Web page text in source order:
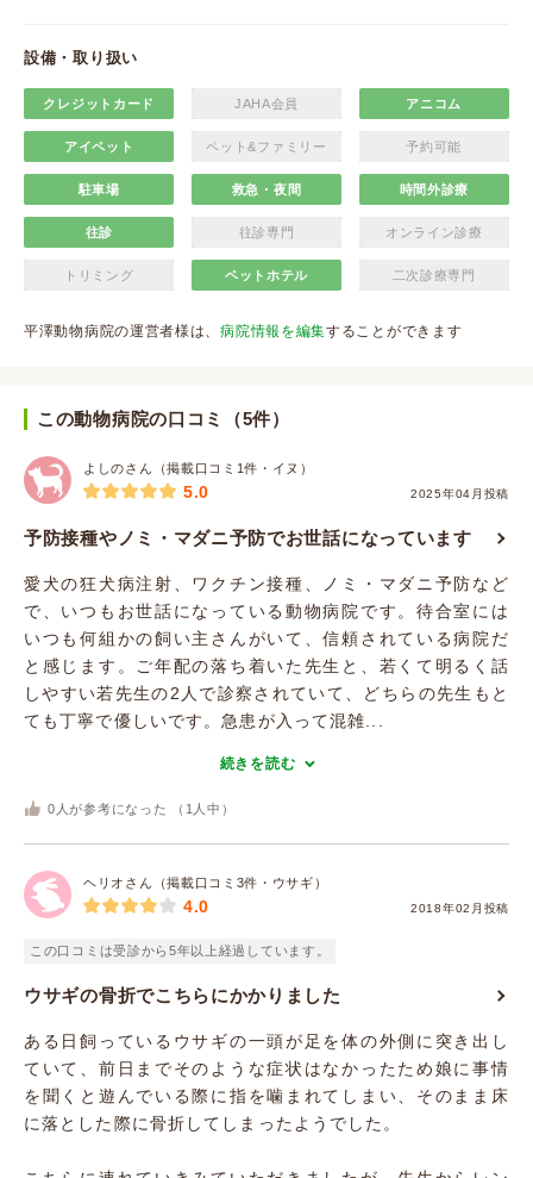
設備・取り扱い
クレジットカード JAHA会員 アニコム
アイペット ペット&ファミリー 予約可能
駐車場 救急・夜間 時間外診療
往診 往診専門 オンライン診療
トリミング ペットホテル 二次診療専門
平澤動物病院の運営者様は、病院情報を編集することができます
この動物病院の口コミ（5件）
よしのさん（掲載口コミ1件・イヌ）
2025年04月投稿
5.0
予防接種やノミ・マダニ予防でお世話になっています
愛犬の狂犬病注射、ワクチン接種、ノミ・マダニ予防など
で、いつもお世話になっている動物病院です。待合室には
いつも何組かの飼い主さんがいて、信頼されている病院だ
と感じます。ご年配の落ち着いた先生と、若くて明るく話
しやすい若先生の2人で診察されていて、どちらの先生もと
ても丁寧で優しいです。急患が入って混雑...
続きを読む
0 人が参考になった （ 1 人中）
ヘリオさん（掲載口コミ3件・ウサギ）
2018年02月投稿
4.0
この口コミは受診から5年以上経過しています。
ウサギの骨折でこちらにかかりました
ある日飼っているウサギの一頭が足を体の外側に突き出し
ていて、前日までそのような症状はなかったため娘に事情
を聞くと遊んでいる際に指を噛まれてしまい、そのまま床
に落とした際に骨折してしまったようでした。